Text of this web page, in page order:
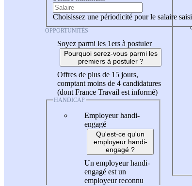
Choisissez une périodicité pour le salaire saisi
OPPORTUNITÉS
Soyez parmi les 1ers à postuler
Pourquoi serez-vous parmi les
premiers à postuler ?
Offres de plus de 15 jours,
comptant moins de 4 candidatures
(dont France Travail est informé)
HANDICAP
Employeur handi-
engagé
Qu'est-ce qu'un
employeur handi-
engagé ?
Un employeur handi-
engagé est un
employeur reconnu